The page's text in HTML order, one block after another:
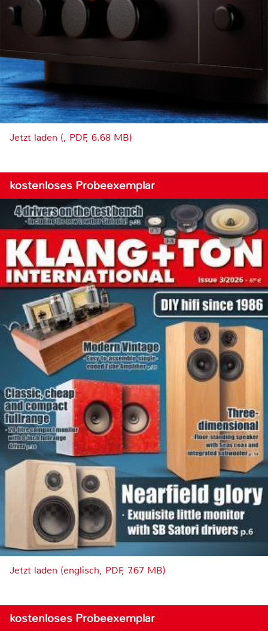
Jetzt laden (, PDF, 6.68 MB)
kostenloses Probeexemplar
Jetzt laden (englisch, PDF, 7.67 MB)
kostenloses Probeexemplar